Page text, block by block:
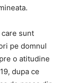
sunt
pe domnul
o atitudine
dupa ce